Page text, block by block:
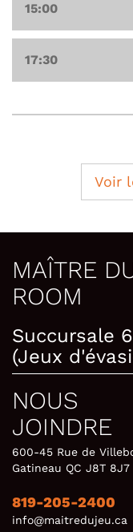
15:00
17:30
Voir
MAÎTRE
ROOM
Succursale
(Jeux
NOUS
JOINDRE
600-45 Rue de
Gatineau QC J8T 8J7
819-205-2400
info@maitredujeu.ca